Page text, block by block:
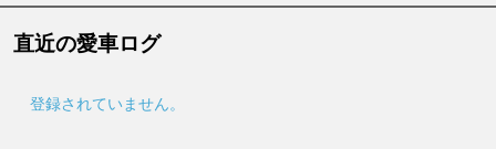
直近の愛車ログ
登録されていません。